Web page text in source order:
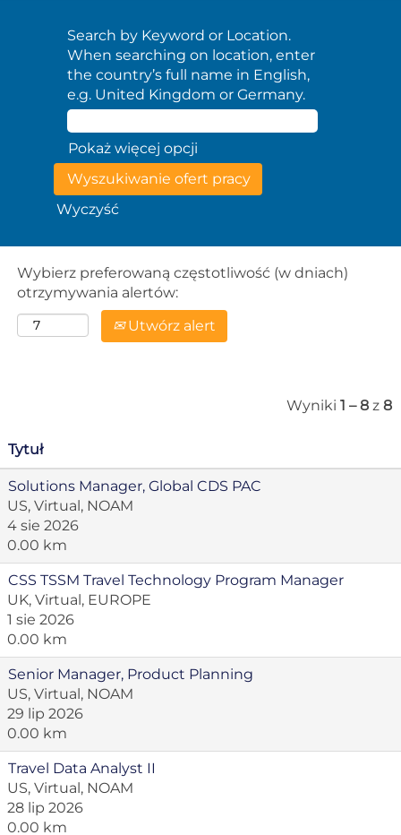
Search by Keyword or Location.
When searching on location, enter
the country’s full name in English,
e.g. United Kingdom or Germany.
Pokaż więcej opcji
Wyczyść
Wybierz preferowaną częstotliwość (w dniach)
otrzymywania alertów:
Utwórz alert
Wyniki 1 – 8 z 8
Tytuł
Solutions Manager, Global CDS PAC
US, Virtual, NOAM
4 sie 2026
0.00 km
CSS TSSM Travel Technology Program Manager
UK, Virtual, EUROPE
1 sie 2026
0.00 km
Senior Manager, Product Planning
US, Virtual, NOAM
29 lip 2026
0.00 km
Travel Data Analyst II
US, Virtual, NOAM
28 lip 2026
0.00 km